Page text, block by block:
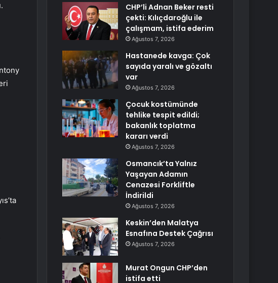
CHP’li Adnan Beker resti
çekti: Kılıçdaroğlu ile
çalışmam, istifa ederim
Ağustos 7, 2026
Hastanede kavga: Çok
sayıda yaralı ve gözaltı
var
Ağustos 7, 2026
Çocuk kostümünde
tehlike tespit edildi;
bakanlık toplatma
kararı verdi
Ağustos 7, 2026
Osmancık’ta Yalnız
Yaşayan Adamın
Cenazesi Forkliftle
İndirildi
Ağustos 7, 2026
Keskin’den Malatya
Esnafına Destek Çağrısı
Ağustos 7, 2026
Murat Ongun CHP’den
istifa etti